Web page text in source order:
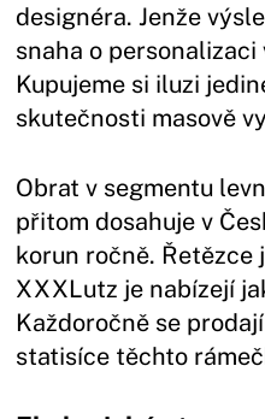
designéra. Jenže
snaha o
Kupujeme si iluzi
skutečnosti masově
Obrat v segmentu
přitom dosahuje v
korun ročně. Řetězce
XXXLutz je nabízejí
Každoročně se
statisíce těchto